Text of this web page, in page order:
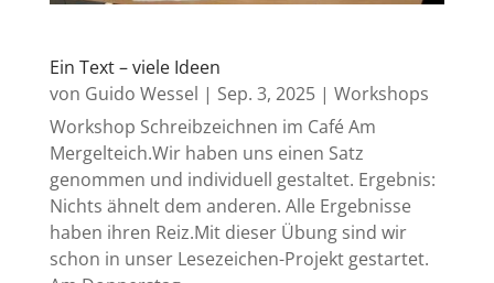
Ein Text – viele Ideen
von Guido Wessel | Sep. 3, 2025| Workshops
Workshop Schreibzeichnen im Café Am
Mergelteich.Wir haben uns einen Satz
genommen und individuell gestaltet. Ergebnis:
Nichts ähnelt dem anderen. Alle Ergebnisse
haben ihren Reiz.Mit dieser Übung sind wir
schon in unser Lesezeichen-Projekt gestartet.